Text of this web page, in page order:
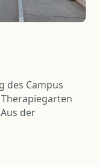
des Campus
der
Verkehrs